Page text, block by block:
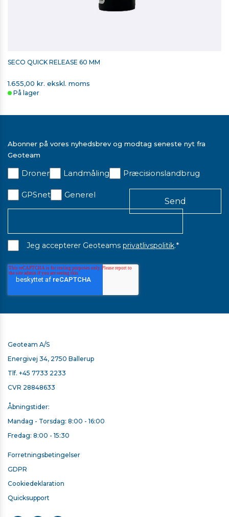
SECO FORLÆNGERSTYKKE, 1 METER
SECO SPIDS MED KØRNEPRIK
SECO QUICK RELEASE 60 MM
1.655,00 kr. ekskl. moms
På lager
Abonner på vores nyhedsbrev og modtag seneste nyt fra
Geoteam
Droner Landmåling Præcisionslandbrug
GPSnet Generel
Jeg accepterer Geoteams privatlivspolitik.*
Geoteam A/S
Energivej 34, 2750 Ballerup
Tlf. +45 7733 2233
CVR 28848633
Åbningstider:
Mandag - Torsdag: 8:00 - 16:00
Fredag: 8:00 - 15:30
Forretningsbetingelser
GDPR
Cookiedeklaration
Quicksupport